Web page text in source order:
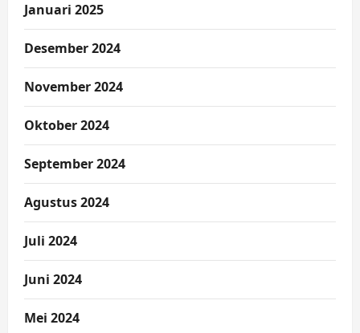
Januari 2025
Desember 2024
November 2024
Oktober 2024
September 2024
Agustus 2024
Juli 2024
Juni 2024
Mei 2024